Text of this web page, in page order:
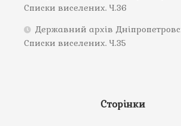
Списки виселених. Ч.36
Державний архів
Списки виселених. Ч.35
Сторінки